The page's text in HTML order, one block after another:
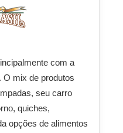
com a
O mix de produtos
seu carro
quiches,
opções de alimentos